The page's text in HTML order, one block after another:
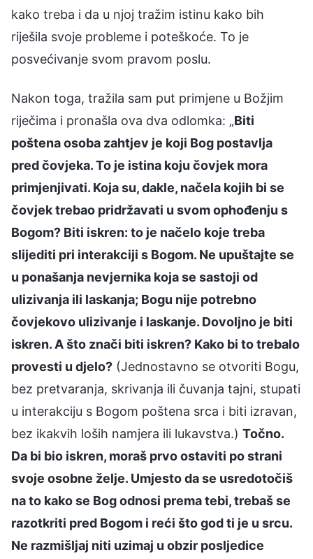
kako treba i da u njoj tražim istinu kako bih
riješila svoje probleme i poteškoće. To je
posvećivanje svom pravom poslu.
Nakon toga, tražila sam put primjene u Božjim
riječima i pronašla ova dva odlomka: „Biti
poštena osoba zahtjev je koji Bog postavlja
pred čovjeka. To je istina koju čovjek mora
primjenjivati. Koja su, dakle, načela kojih bi se
čovjek trebao pridržavati u svom ophođenju s
Bogom? Biti iskren: to je načelo koje treba
slijediti pri interakciji s Bogom. Ne upuštajte se
u ponašanja nevjernika koja se sastoji od
ulizivanja ili laskanja; Bogu nije potrebno
čovjekovo ulizivanje i laskanje. Dovoljno je biti
iskren. A što znači biti iskren? Kako bi to trebalo
provesti u djelo? (Jednostavno se otvoriti Bogu,
bez pretvaranja, skrivanja ili čuvanja tajni, stupati
u interakciju s Bogom poštena srca i biti izravan,
bez ikakvih loših namjera ili lukavstva.) Točno.
Da bi bio iskren, moraš prvo ostaviti po strani
svoje osobne želje. Umjesto da se usredotočiš
na to kako se Bog odnosi prema tebi, trebaš se
razotkriti pred Bogom i reći što god ti je u srcu.
Ne razmišljaj niti uzimaj u obzir posljedice